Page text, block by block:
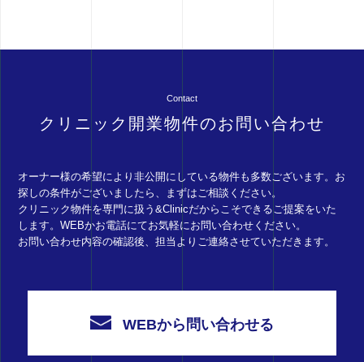
Contact
クリニック開業物件のお問い合わせ
オーナー様の希望により非公開にしている物件も多数ございます。お
探しの条件がございましたら、まずはご相談ください。
クリニック物件を専門に扱う&Clinicだからこそできるご提案をいた
します。WEBかお電話にてお気軽にお問い合わせください。
お問い合わせ内容の確認後、担当よりご連絡させていただきます。
WEBから問い合わせる